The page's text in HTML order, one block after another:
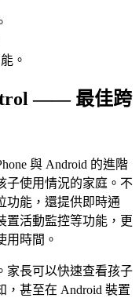
。
—— 最佳跨
與 Android 的進階
子使用情況的家庭。不
功能，還提供即時通
置活動監控等功能，更
用時間。
家長可以快速查看孩子
，甚至在 Android 裝置